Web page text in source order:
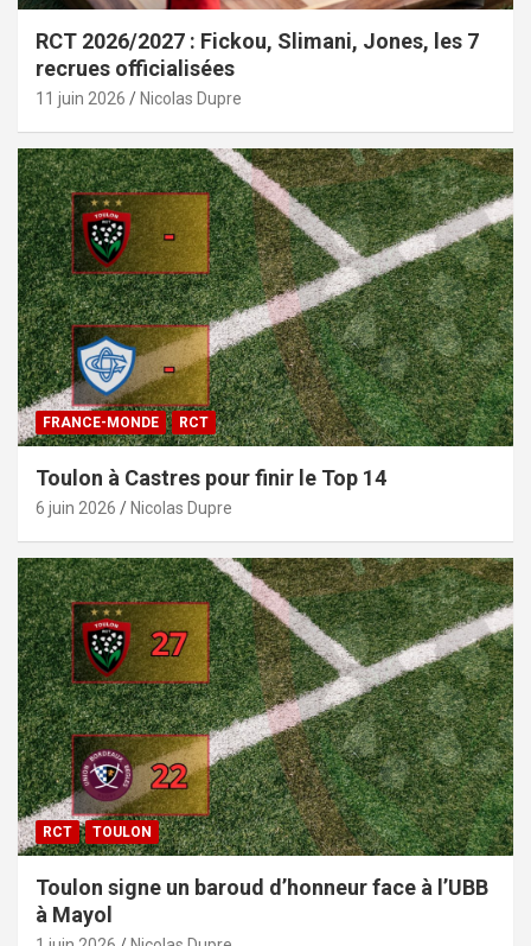
RCT 2026/2027 : Fickou, Slimani, Jones, les 7
recrues officialisées
11 juin 2026 Nicolas Dupre
FRANCE-MONDE RCT
Toulon à Castres pour finir le Top 14
6 juin 2026 Nicolas Dupre
RCT TOULON
Toulon signe un baroud d’honneur face à l’UBB
à Mayol